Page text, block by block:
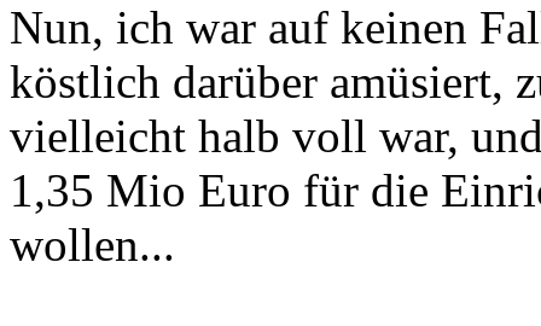
Nun, ich war auf keinen
köstlich darüber amüsiert,
vielleicht halb voll war,
1,35 Mio Euro für die
wollen...